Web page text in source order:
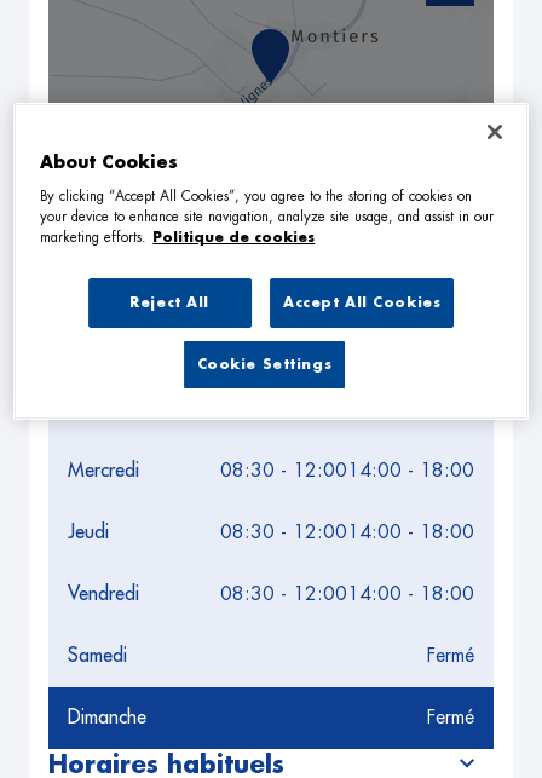
Horaires d'ouverture
08:30 - 12:00
Mercredi 08:30 - 12:00 14:00 - 18:00
Jeudi 08:30 - 12:00 14:00 - 18:00
Vendredi 08:30 - 12:00 14:00 - 18:00
Samedi Fermé
Dimanche Fermé
Horaires habituels
Leaflet| Map ©2026HERE
NAVIGUER
About Cookies
By clicking “Accept All Cookies”, you agree to the storing of cookies on
your device to enhance site navigation, analyze site usage, and assist in our
marketing efforts.
Politique de cookies
Reject All Accept All Cookies
Cookie Settings